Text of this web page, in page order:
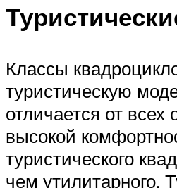
Классы
туристическую
отличается от всех
высокой
туристического
чем утилитарного.